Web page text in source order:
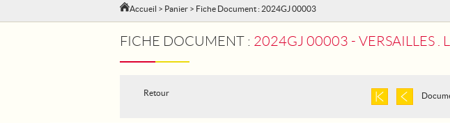
Accueil > Panier > Fiche Document : 2024GJ 00003
FICHE DOCUMENT : 2024GJ 00003 - VERSAILLES . LE
Retour